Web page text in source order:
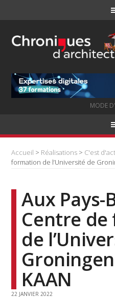
MODE
Accueil > Réalisations > C'est
formation de l’Université de
Aux Pays-
Centre
de
KAAN
22 JANVIER 2022